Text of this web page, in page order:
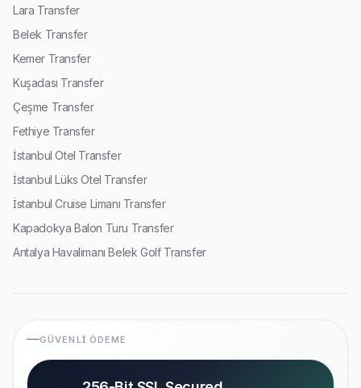
Lara Transfer
Belek Transfer
Kemer Transfer
Kuşadası Transfer
Çeşme Transfer
Fethiye Transfer
İstanbul Otel Transfer
İstanbul Lüks Otel Transfer
İstanbul Cruise Limanı Transfer
Kapadokya Balon Turu Transfer
Antalya Havalimanı Belek Golf Transfer
GÜVENLI ÖDEME